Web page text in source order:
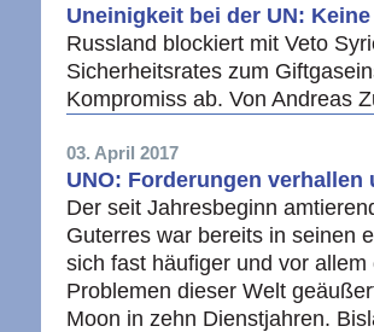
Uneinigkeit bei der UN:
Russland blockiert mit Veto
Sicherheitsrates zum
Kompromiss ab. Von Andreas
03. April 2017
UNO: Forderungen verhallen
Der seit Jahresbeginn
Guterres war bereits in seinen
sich fast häufiger und vor
Problemen dieser Welt
Moon in zehn Dienstjahren.